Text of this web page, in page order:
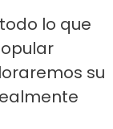
lo que
su